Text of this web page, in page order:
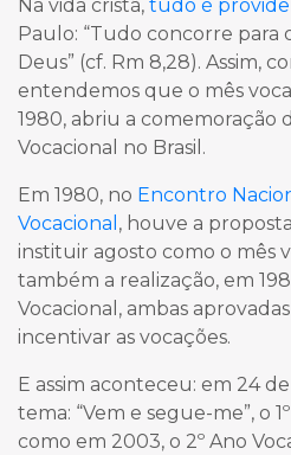
Na vida cristã, tudo é
Paulo: “Tudo concorre para
Deus” (cf. Rm 8,28). Assim,
entendemos que o mês
1980, abriu a comemoração
Vocacional no Brasil.
Em 1980, no Encontro
Vocacional , houve a
instituir agosto como o mês
também a realização, em
Vocacional, ambas
incentivar as vocações.
E assim aconteceu: em 24
tema: “Vem e segue-me”, o
como em 2003, o 2º Ano